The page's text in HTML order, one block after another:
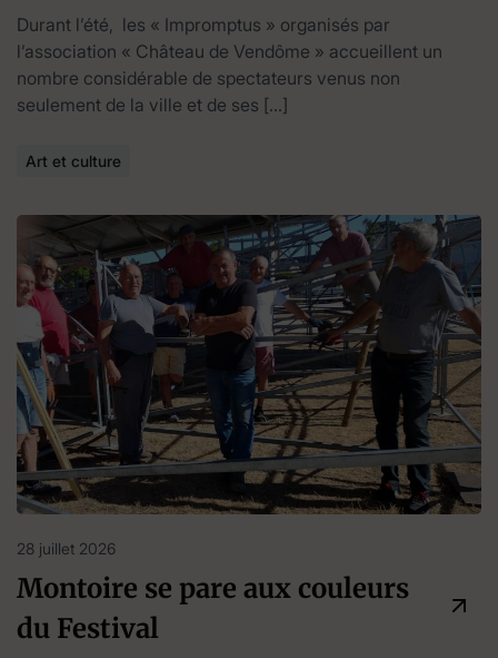
Durant l’été, les « Impromptus » organisés par
l’association « Château de Vendôme » accueillent un
nombre considérable de spectateurs venus non
seulement de la ville et de ses […]
Art et culture
28 juillet 2026
Montoire se pare aux couleurs
du Festival